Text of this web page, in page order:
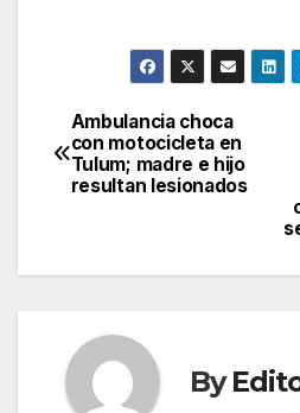
Post
navigation
Ambulancia choca
con motocicleta en
Tulum; madre e hijo
resultan lesionados
By